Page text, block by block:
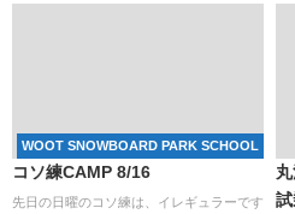
WOOT SNOWBOARD PARK SCHOOL
コソ練CAMP 8/16
先日の日曜のコソ練は、イレギュラーです